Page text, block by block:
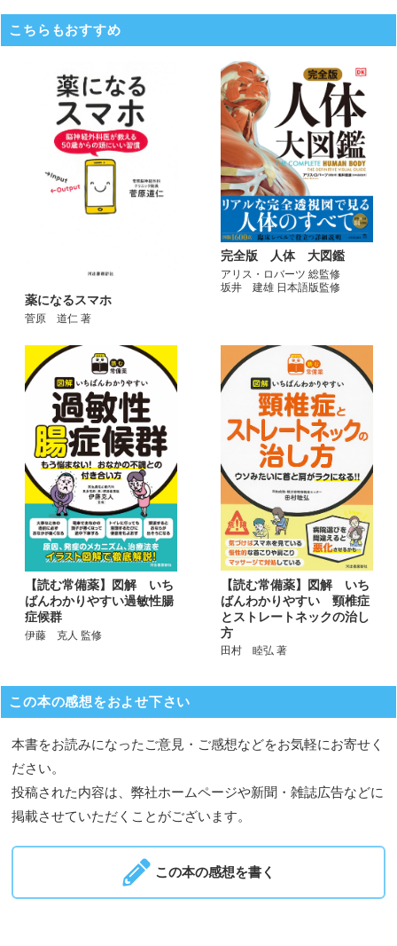
こちらもおすすめ
薬になるスマホ
菅原 道仁 著
完全版 人体 大図鑑
アリス・ロバーツ 総監修
坂井 建雄 日本語版監修
【読む常備薬】図解 いち
ばんわかりやすい過敏性腸
症候群
伊藤 克人 監修
【読む常備薬】図解 いち
ばんわかりやすい 頸椎症
とストレートネックの治し
方
田村 睦弘 著
この本の感想をおよせ下さい
本書をお読みになったご意見・ご感想などをお気軽にお寄せく
ださい。
投稿された内容は、弊社ホームページや新聞・雑誌広告などに
掲載させていただくことがございます。
この本の感想を書く